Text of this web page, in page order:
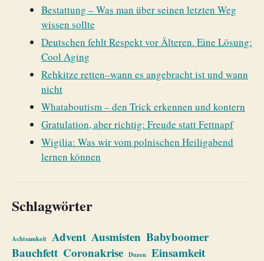
Bestattung – Was man über seinen letzten Weg
wissen sollte
Deutschen fehlt Respekt vor Älteren. Eine Lösung:
Cool Aging
Rehkitze retten–wann es angebracht ist und wann
nicht
Whataboutism – den Trick erkennen und kontern
Gratulation, aber richtig: Freude statt Fettnapf
Wigilia: Was wir vom polnischen Heiligabend
lernen können
Schlagwörter
Achtsamkeit Advent Ausmisten Babyboomer
Bauchfett Coronakrise Duzen Einsamkeit